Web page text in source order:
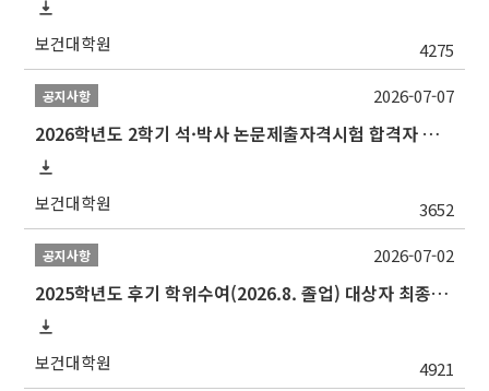
보건대학원 4275
공지사항
2026학년도 2학기 석·박사 논문제출자격시험 합격자 공고(TSQ Exam Result)
보건대학원 3652
2026-07-07
공지사항
2025학년도 후기 학위수여(2026.8. 졸업) 대상자 최종인준 논문 제출 안내
보건대학원 4921
2026-07-02